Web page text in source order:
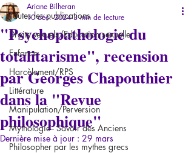
Toutes les publications
Droits sexuels/Education sexuelle
Enfance
Harcèlement/RPS
Littérature
Manipulation/Perversion
Mythologie - Savoir des Anciens
Philosopher par les mythes grecs
"Psychopathologie du
totalitarisme", recension
par Georges Chapouthier
dans la "Revue
philosophique"
Ariane Bilheran
10 déc. 2024 3 min de lecture
Dernière mise à jour : 29 mars